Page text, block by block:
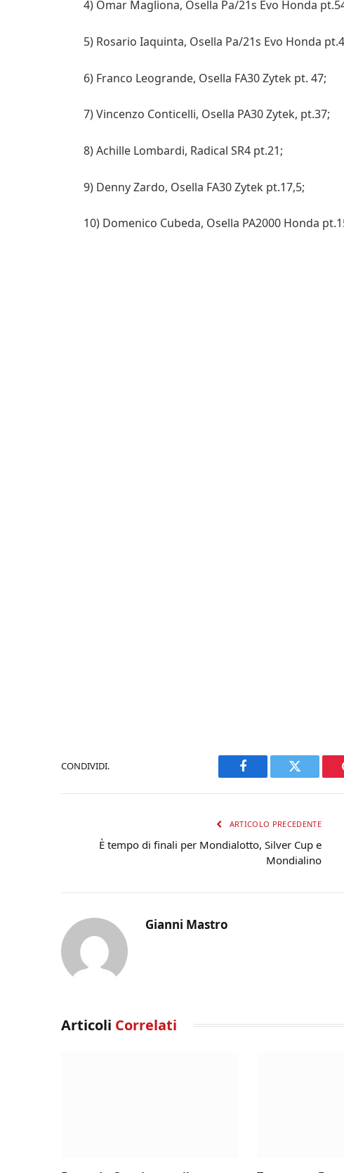
4) Omar Magliona, Osella Pa/21s Evo Honda
5) Rosario Iaquinta, Osella Pa/21s Evo Honda
6) Franco Leogrande, Osella FA30 Zytek pt. 47;
7) Vincenzo Conticelli, Osella PA30 Zytek, pt.37;
8) Achille Lombardi, Radical SR4 pt.21;
9) Denny Zardo, Osella FA30 Zytek pt.17,5;
10) Domenico Cubeda, Osella PA2000 Honda
CONDIVIDI.
Facebook Twitter
ARTICOLO PRECEDENTE
È tempo di finali per Mondialotto, Silver Cup e
Mondialino
Gianni Mastro
Articoli Correlati